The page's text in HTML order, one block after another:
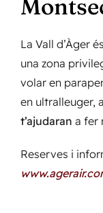
La Vall d’Àger
una zona
volar en
en ultralleuger,
t’ajudaran a fer
Reserves i